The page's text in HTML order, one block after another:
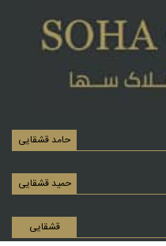
حامد قشقایی
حمید قشقایی
قشقایی